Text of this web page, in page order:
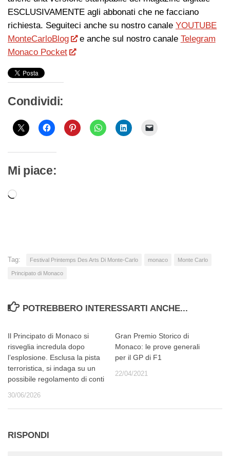
ESCLUSIVAMENTE agli abbonati che ne facciano
richiesta. Seguiteci anche su nostro canale YOUTUBE
MonteCarloBlog
e anche sul nostro canale Telegram
Monaco Pocket
Condividi:
Mi piace:
Caricamento
Tag: Festival Printemps Des Arts Di Monte-Carlo monaco Monte Carlo
Principato di Monaco
POTREBBERO INTERESSARTI ANCHE...
Il Principato di Monaco si
risveglia incredula dopo
l’esplosione. Esclusa la pista
terroristica, si indaga su un
possibile regolamento di conti
30/06/2026
Gran Premio Storico di
Monaco: le prove generali
per il GP di F1
22/04/2021
RISPONDI